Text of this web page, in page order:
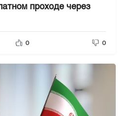
проходе через
0 0